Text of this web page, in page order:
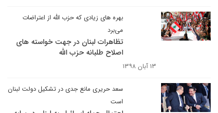
بهره های زیادی که حزب الله از اعتراضات
می‌برد
تظاهرات لبنان در جهت خواسته های
اصلاح طلبانه حزب الله
۱۳ آبان ۱۳۹۸
سعد حریری مانع جدی در تشکیل دولت لبنان
است